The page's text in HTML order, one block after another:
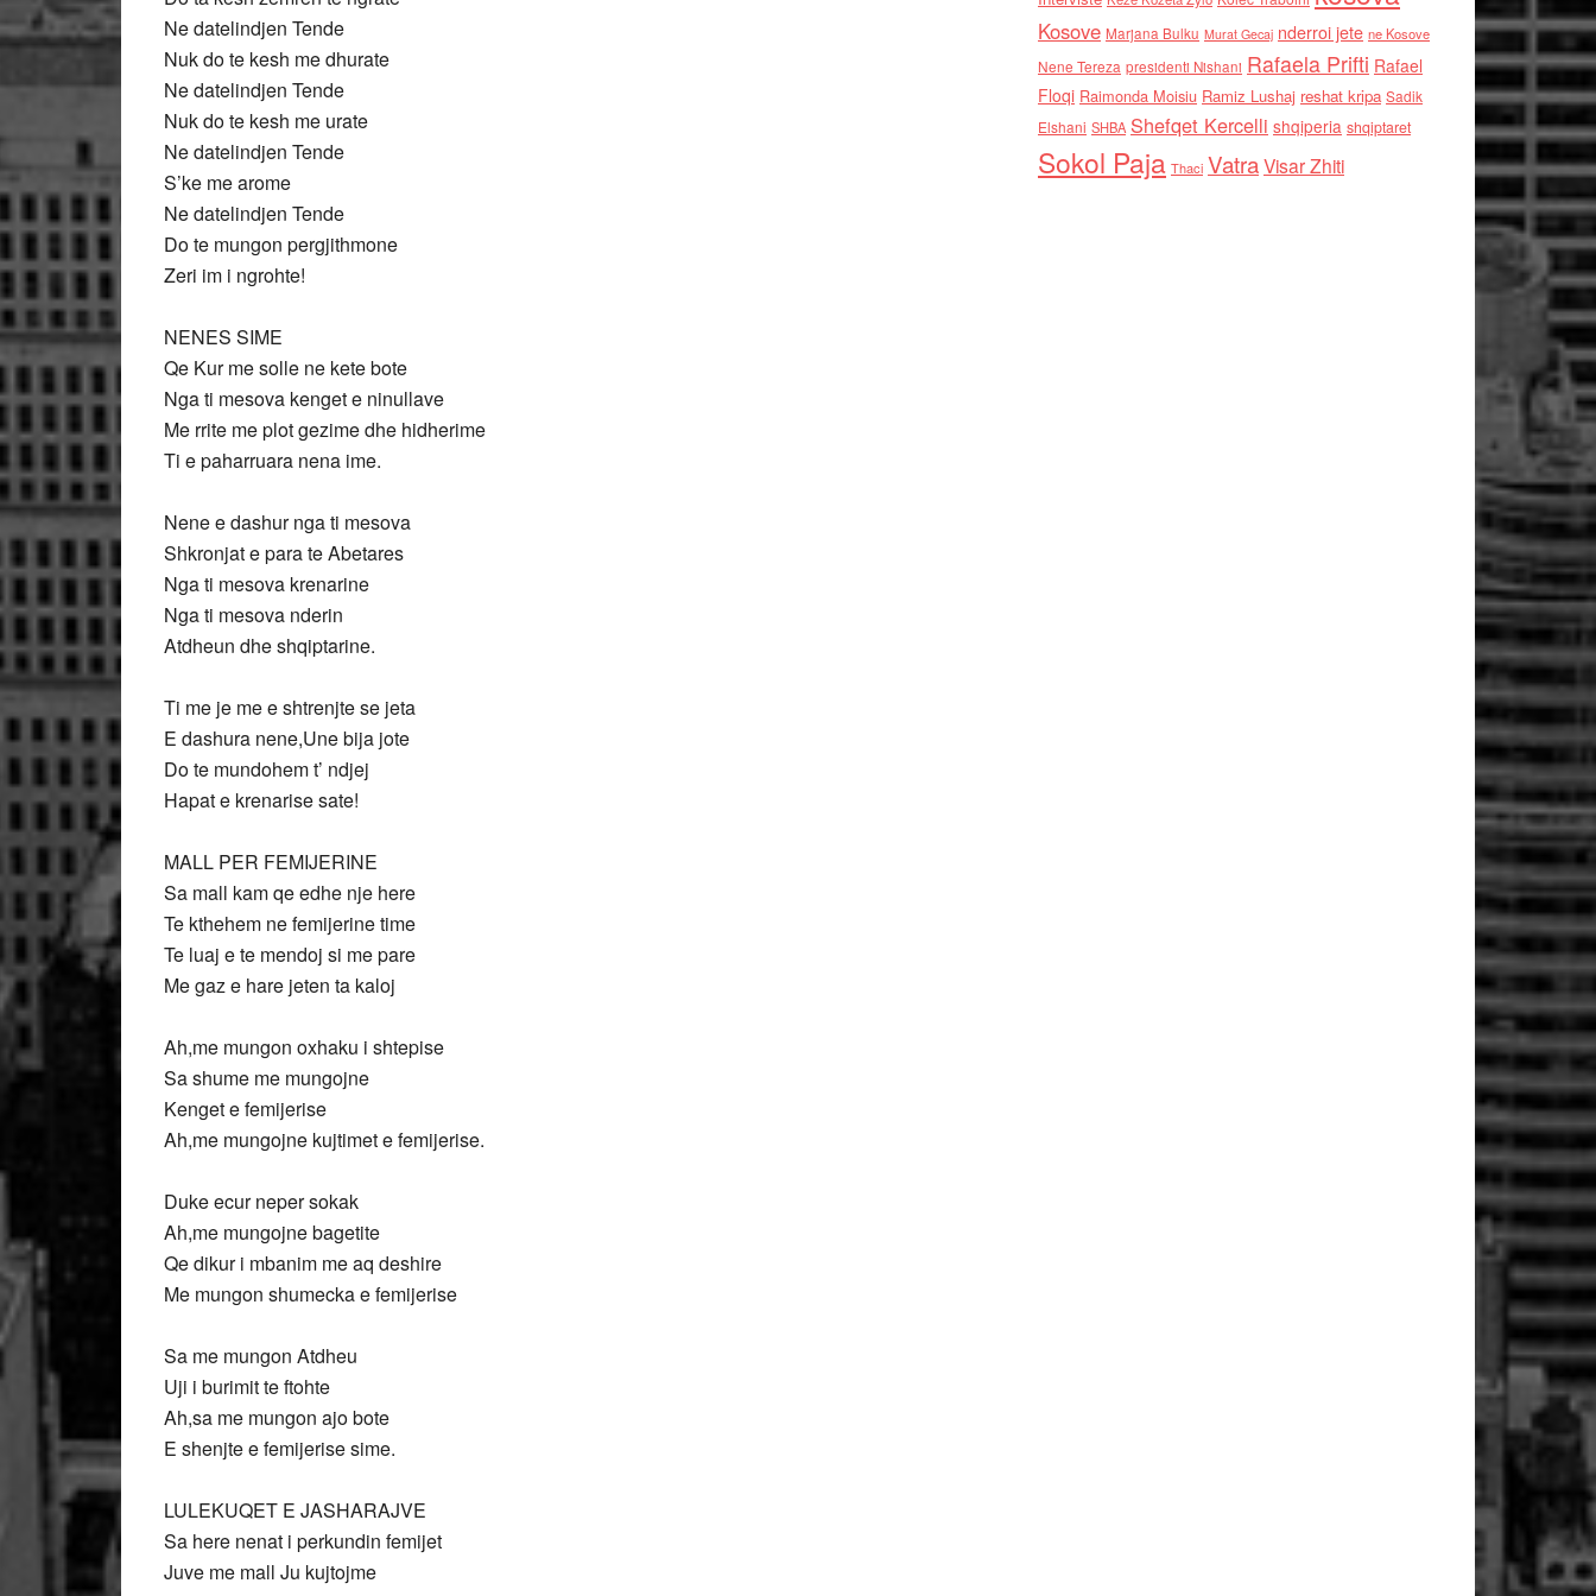
Ne datelindjen Tende
Nuk do te kesh me dhurate
Ne datelindjen Tende
Nuk do te kesh me urate
Ne datelindjen Tende
S’ke me arome
Ne datelindjen Tende
Do te mungon pergjithmone
Zeri im i ngrohte!
NENES SIME
Qe Kur me solle ne kete bote
Nga ti mesova kenget e ninullave
Me rrite me plot gezime dhe hidherime
Ti e paharruara nena ime.
Nene e dashur nga ti mesova
Shkronjat e para te Abetares
Nga ti mesova krenarine
Nga ti mesova nderin
Atdheun dhe shqiptarine.
Ti me je me e shtrenjte se jeta
E dashura nene,Une bija jote
Do te mundohem t’ ndjej
Hapat e krenarise sate!
MALL PER FEMIJERINE
Sa mall kam qe edhe nje here
Te kthehem ne femijerine time
Te luaj e te mendoj si me pare
Me gaz e hare jeten ta kaloj
Ah,me mungon oxhaku i shtepise
Sa shume me mungojne
Kenget e femijerise
Ah,me mungojne kujtimet e femijerise.
Duke ecur neper sokak
Ah,me mungojne bagetite
Qe dikur i mbanim me aq deshire
Me mungon shumecka e femijerise
Sa me mungon Atdheu
Uji i burimit te ftohte
Ah,sa me mungon ajo bote
E shenjte e femijerise sime.
LULEKUQET E JASHARAJVE
Sa here nenat i perkundin femijet
Juve me mall Ju kujtojme
Kosove Marjana Bulku Murat Gecaj nderroi jete ne Kosove
Nene Tereza presidenti Nishani Rafaela Prifti Rafael
Floqi Raimonda Moisiu Ramiz Lushaj reshat kripa Sadik
Elshani SHBA Shefqet Kercelli shqiperia shqiptaret
Sokol Paja Thaci VatraVisar Zhiti